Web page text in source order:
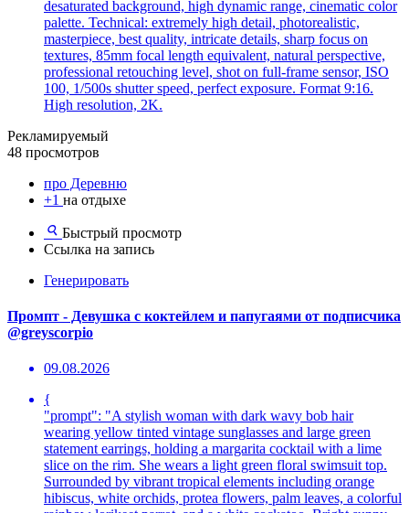
desaturated background, high dynamic range, cinematic color
palette. Technical: extremely high detail, photorealistic,
masterpiece, best quality, intricate details, sharp focus on
textures, 85mm focal length equivalent, natural perspective,
professional retouching level, shot on full-frame sensor, ISO
100, 1/500s shutter speed, perfect exposure. Format 9:16.
High resolution, 2K.
Рекламируемый
48 просмотров
про Деревню
+1 на отдыхе
Быстрый просмотр
Ссылка на запись
Генерировать
Промпт - Девушка с коктейлем и папугаями от подписчика
@greyscorpio
09.08.2026
{
"prompt": "A stylish woman with dark wavy bob hair
wearing yellow tinted vintage sunglasses and large green
statement earrings, holding a margarita cocktail with a lime
slice on the rim. She wears a light green floral swimsuit top.
Surrounded by vibrant tropical elements including orange
hibiscus, white orchids, protea flowers, palm leaves, a colorful